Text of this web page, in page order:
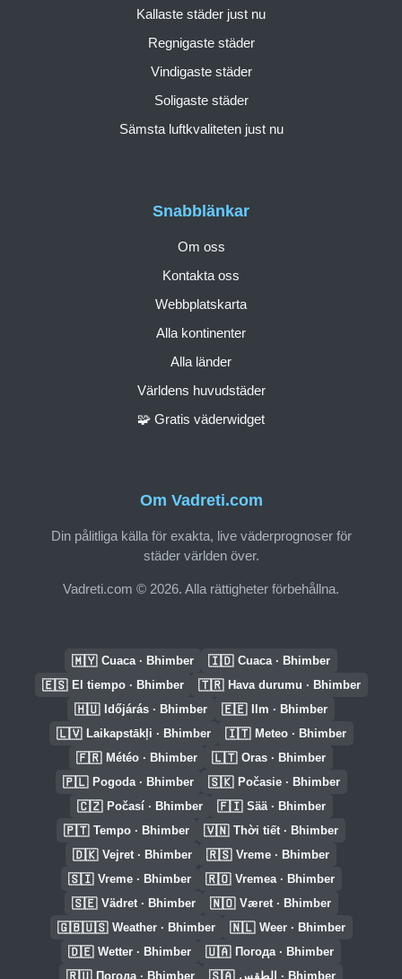
Om Vadreti.com
Din pålitliga källa för exakta, live väderprognoser för
städer världen över.
Vadreti.com © 2026. Alla rättigheter förbehållna.
Snabblänkar
Om oss
Kontakta oss
Webbplatskarta
Alla kontinenter
Alla länder
Världens huvudstäder
🧩 Gratis väderwidget
Kallaste städer just nu
Regnigaste städer
Vindigaste städer
Soligaste städer
Sämsta luftkvaliteten just nu
🇲🇾 Cuaca · Bhimber 🇮🇩 Cuaca · Bhimber
🇪🇸 El tiempo · Bhimber 🇹🇷 Hava durumu · Bhimber
🇭🇺 Időjárás · Bhimber 🇪🇪 Ilm · Bhimber
🇱🇻 Laikapstākļi · Bhimber 🇮🇹 Meteo · Bhimber
🇫🇷 Météo · Bhimber 🇱🇹 Oras · Bhimber
🇵🇱 Pogoda · Bhimber 🇸🇰 Počasie · Bhimber
🇨🇿 Počasí · Bhimber 🇫🇮 Sää · Bhimber
🇵🇹 Tempo · Bhimber 🇻🇳 Thời tiết · Bhimber
🇩🇰 Vejret · Bhimber 🇷🇸 Vreme · Bhimber
🇸🇮 Vreme · Bhimber 🇷🇴 Vremea · Bhimber
🇸🇪 Vädret · Bhimber 🇳🇴 Været · Bhimber
🇬🇧🇺🇸 Weather · Bhimber 🇳🇱 Weer · Bhimber
🇩🇪 Wetter · Bhimber 🇺🇦 Погода · Bhimber
🇷🇺 Погода · Bhimber 🇸🇦 الطقس · Bhimber